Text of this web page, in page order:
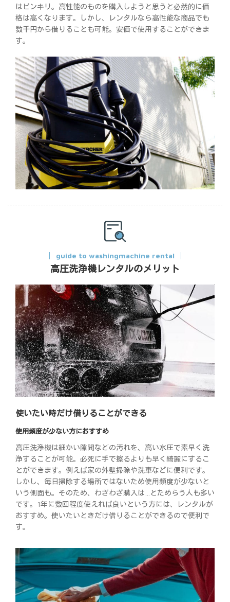
はピンキリ。高性能のものを購入しようと思うと必然的に価
格は高くなります。しかし、レンタルなら高性能な商品でも
数千円から借りることも可能。安価で使用することができま
す。
guide to washingmachine rental
高圧洗浄機レンタルのメリット
使いたい時だけ借りることができる
使用頻度が少ない方におすすめ
高圧洗浄機は細かい隙間などの汚れを、高い水圧で素早く洗
浄することが可能。必死に手で擦るよりも早く綺麗にするこ
とができます。例えば家の外壁掃除や洗車などに便利です。
しかし、毎日掃除する場所ではないため使用頻度が少ないと
いう側面も。そのため、わざわざ購入は…とためらう人も多い
です。1年に数回程度使えれば良いという方には、レンタルが
おすすめ。使いたいときだけ借りることができるので便利で
す。